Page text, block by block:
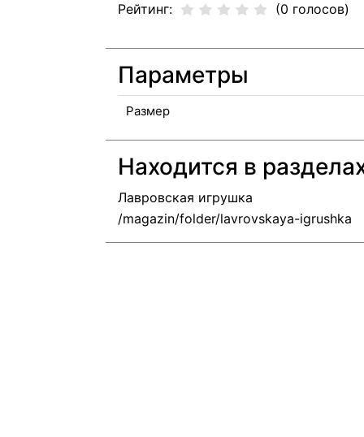
Рейтинг: (0 голосов)
Параметры
Размер
Находится в
Лавровская игрушка